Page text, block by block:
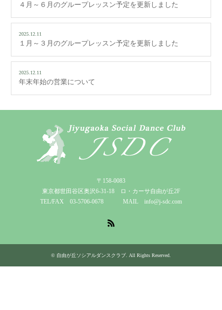
４月～６月のグループレッスン予定を更新しました
2025.12.11
１月～３月のグループレッスン予定を更新しました
2025.12.11
年末年始の営業について
〒158-0083
東京都世田谷区奥沢6-31-18 ロ・カーサ自由が丘2F
TEL/FAX 03-5706-0678 MAIL info@j-sdc.com
© 自由が丘ソシアルダンスクラブ . All Rights Reserved.